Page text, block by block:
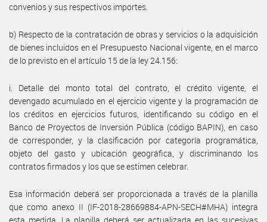
convenios y sus respectivos importes.
b) Respecto de la contratación de obras y servicios o la adquisición
de bienes incluidos en el Presupuesto Nacional vigente, en el marco
de lo previsto en el artículo 15 de la ley 24.156:
i. Detalle del monto total del contrato, el crédito vigente, el
devengado acumulado en el ejercicio vigente y la programación de
los créditos en ejercicios futuros, identificando su código en el
Banco de Proyectos de Inversión Pública (código BAPIN), en caso
de corresponder, y la clasificación por categoría programática,
objeto del gasto y ubicación geográfica, y discriminando los
contratos firmados y los que se estimen celebrar.
Esa información deberá ser proporcionada a través de la planilla
que como anexo II (IF-2018-28669884-APN-SECH#MHA) integra
esta medida. La planilla deberá ser actualizada en las sucesivas